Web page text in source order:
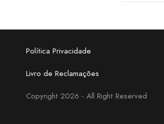
Política Privacidade
Livro de Reclamações
Copyright 2026 - All Right Reserved